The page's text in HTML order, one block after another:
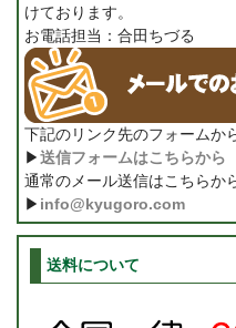
けております。
お電話担当：合田ちづる
下記のリンク先のフォームか
▶送信フォームはこちらから
通常のメール送信はこちらか
▶ info@kyugoro.com
送料について